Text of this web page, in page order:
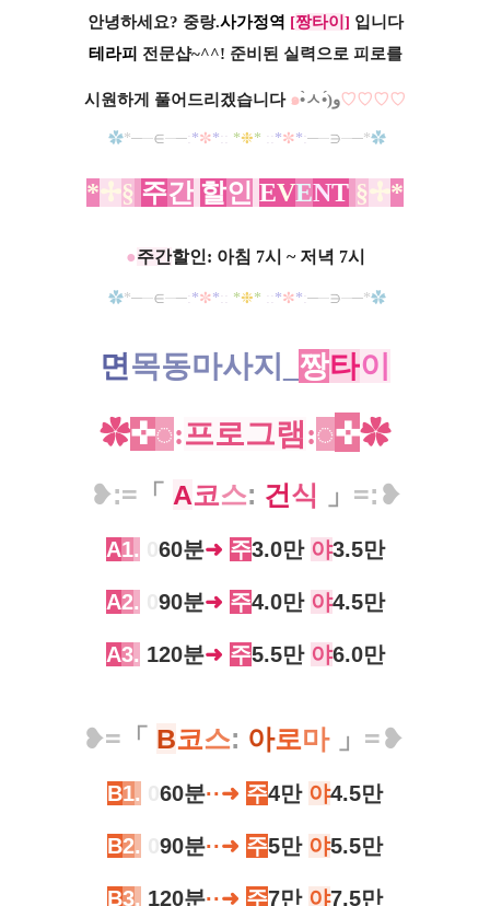
안녕하세요? 중랑.사가정역 [짱타이 ] 입니다
테라피 전문샵~^^ ! 준비된 실력으로 피로를
시원하게 풀어드리겠습니다 ๑ •̀ㅅ•́)و♡♡♡♡
✿*──∈──: *✼*:: *❉* :: *✼*:──∋──*✿
*✢§ 주간 할인 EVENT §✢*
●주간할인: 아침 7시 ~ 저녁 7시
✿*──∈──: *✼*:: *❉* :: *✼*:──∋──*✿
면목동마사지_ 짱타이
✿✜◌:프로그램:◌✜✿
❥:= 「 A코스: 건식 」 =: ❥
A1. 60분➜ 주3.0만 야3.5만
A2. 90분➜ 주4.0만 야4.5만
A3. 120분➜ 주5.5만 야6.0만
❥= 「 B코스: 아로마 」 =❥
B1. 60분··➜ 주4만 야4.5만
B2. 90분··➜ 주5만 야5.5만
B3. 120분··➜ 주7만 야7.5만